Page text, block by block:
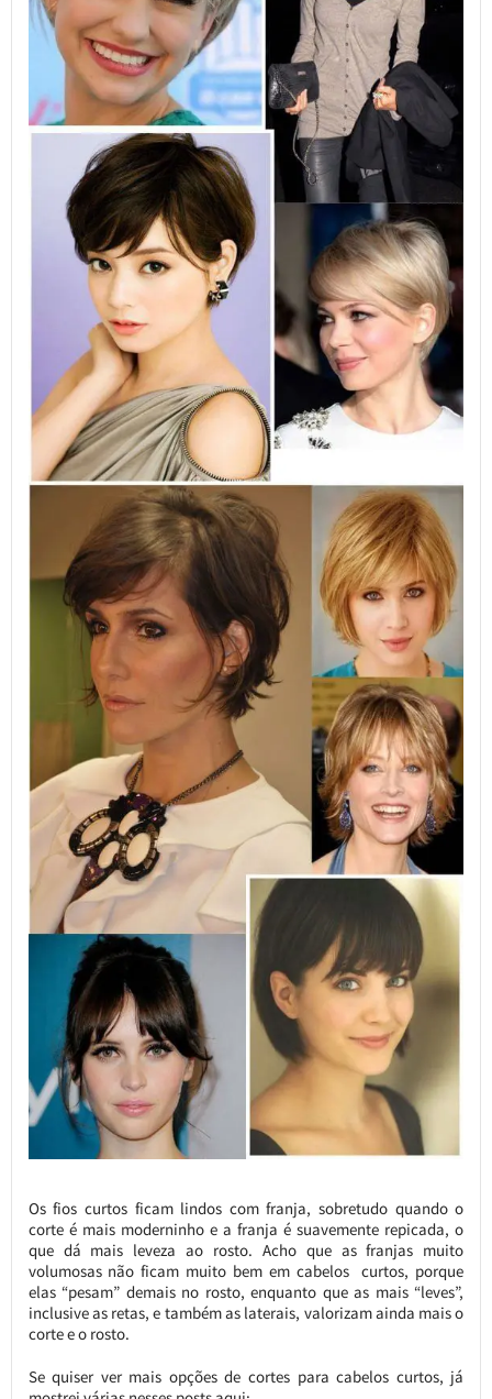
Os fios curtos ficam lindos com franja, sobretudo quando o
corte é mais moderninho e a franja é suavemente repicada, o
que dá mais leveza ao rosto. Acho que as franjas muito
volumosas não ficam muito bem em cabelos curtos, porque
elas “pesam” demais no rosto, enquanto que as mais “leves”,
inclusive as retas, e também as laterais, valorizam ainda mais o
corte e o rosto.
Se quiser ver mais opções de cortes para cabelos curtos, já